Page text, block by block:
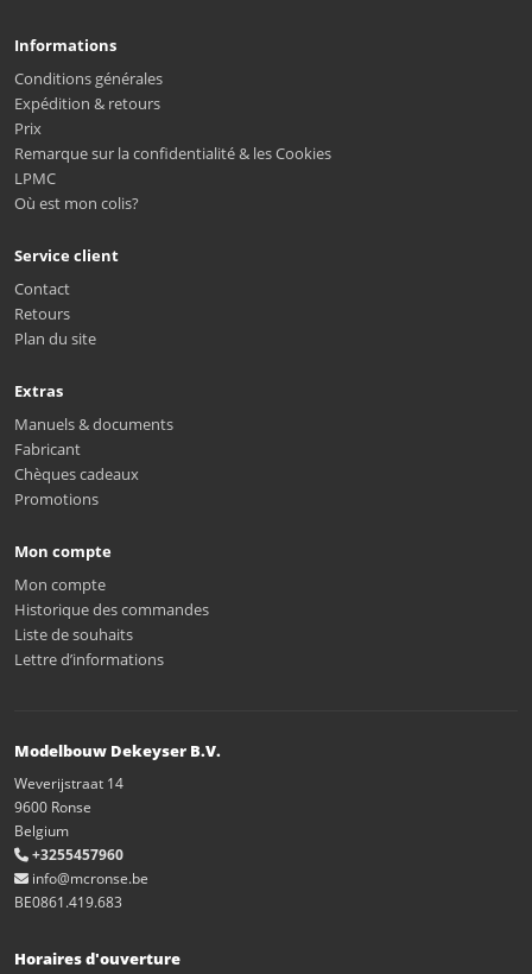
Informations
Conditions générales
Expédition & retours
Prix
Remarque sur la confidentialité & les Cookies
LPMC
Où est mon colis?
Service client
Contact
Retours
Plan du site
Extras
Manuels & documents
Fabricant
Chèques cadeaux
Promotions
Mon compte
Mon compte
Historique des commandes
Liste de souhaits
Lettre d’informations
Modelbouw Dekeyser B.V.
Weverijstraat 14
9600 Ronse
Belgium
+3255457960
info@mcronse.be
BE0861.419.683
Horaires d'ouverture